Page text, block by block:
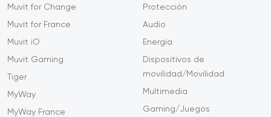
Muvit for Change
Muvit for France
Muvit iO
Muvit Gaming
Tiger
MyWay
MyWay France
Protección
Audio
Energía
Dispositivos de
movilidad/Movilidad
Multimedia
Gaming/Juegos